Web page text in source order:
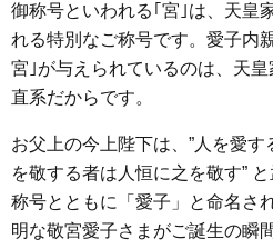
御称号といわれる｢宮｣は、天皇
れる特別なご称号です。愛子内
宮｣が与えられているのは、天
直系だからです。
お父上の今上陛下は、”人を愛
を敬する者は人恒に之を敬す”
称号とともに「愛子」と命名さ
明な敬宮愛子さまがご誕生の瞬